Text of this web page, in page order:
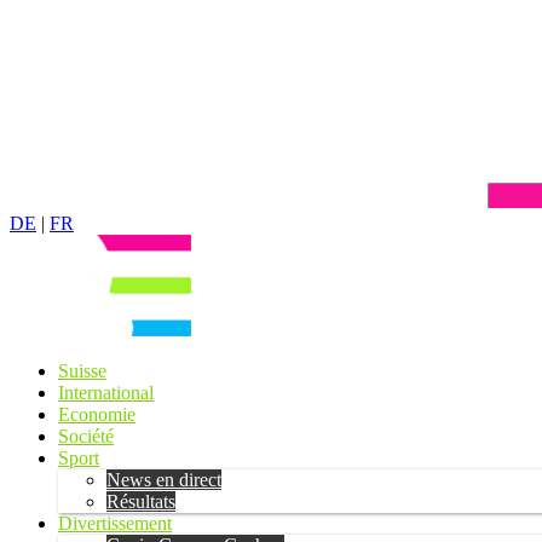
DE | FR
Suisse
International
Economie
Société
Sport
News en direct
Résultats
Divertissement